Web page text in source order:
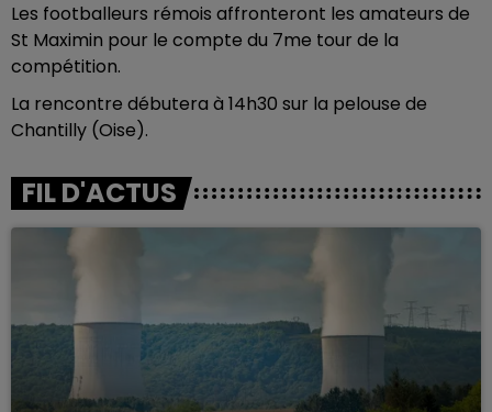
Les footballeurs rémois affronteront les amateurs de
St Maximin pour le compte du 7me tour de la
compétition.
La rencontre débutera à 14h30 sur la pelouse de
Chantilly (Oise).
FIL D'ACTUS